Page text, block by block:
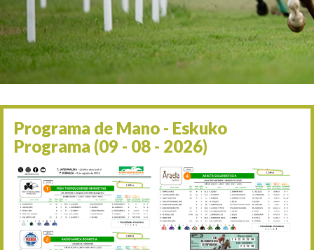
06/09 17:30 Irailaren 6a / 6 de
13/09 17:30 Irailaren 13a / 13 de
30/09 11:30 Irailaren 30a / 30 de
11/06 11:30
05/07 11:30 Uztailaren 5a / 5 de julio
12/07 11:30 Uztailaren 12a / 12 de
19/07 11:30 Uztailaren 19a / 19 de
25/07 11:30 Uztailaren 25a / 25 de
Programa de Mano - Eskuko
Programa (09 - 08 - 2026)